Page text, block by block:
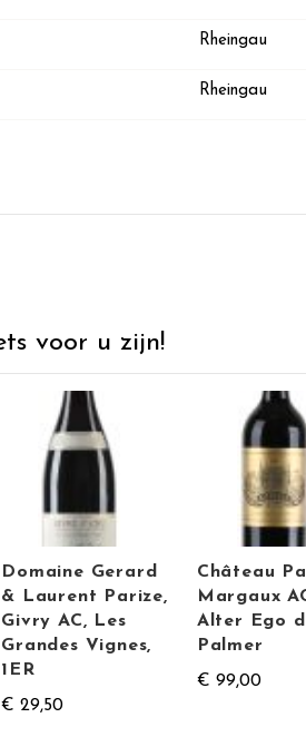
Rheingau
Rheingau
voor u zijn!
Domaine Gerard
& Laurent Parize,
Givry AC, Les
Grandes Vignes,
1ER
€ 29,50
Château
Margaux
Alter Ego
Palmer
€ 99,00